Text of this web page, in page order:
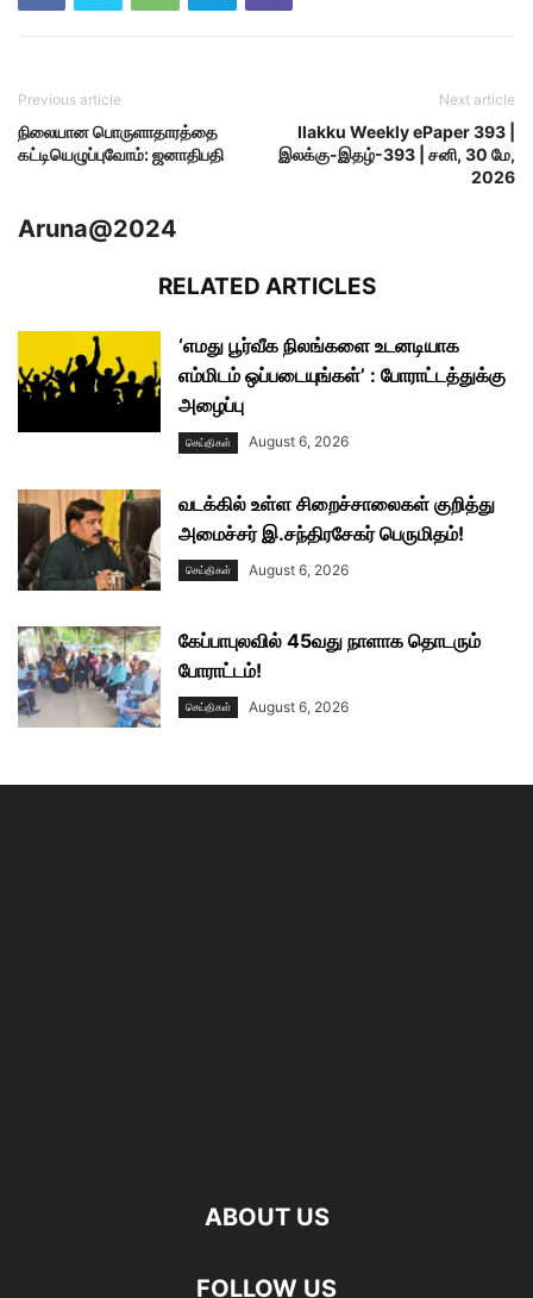
Previous article
நிலையான பொருளாதாரத்தை
கட்டியெழுப்புவோம்: ஜனாதிபதி
Next article
Ilakku Weekly ePaper 393 |
இலக்கு-இதழ்-393 | சனி, 30 மே,
2026
Aruna@2024
RELATED ARTICLES
‘எமது பூர்வீக நிலங்களை உடனடியாக
எம்மிடம் ஒப்படையுங்கள்’ : போராட்டத்துக்கு
அழைப்பு
செய்திகள் August 6, 2026
வடக்கில் உள்ள சிறைச்சாலைகள் குறித்து
அமைச்சர் இ.சந்திரசேகர் பெருமிதம்!
செய்திகள் August 6, 2026
கேப்பாபுலவில் 45வது நாளாக தொடரும்
போராட்டம்!
செய்திகள் August 6, 2026
ABOUT US
FOLLOW US